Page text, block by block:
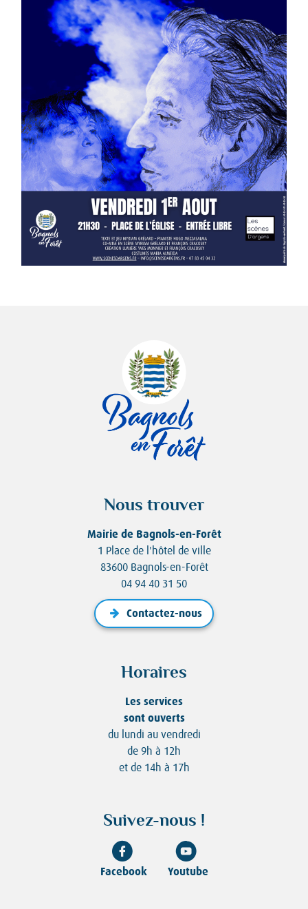
Nous trouver
Mairie de Bagnols-en-Forêt
1 Place de l'hôtel de ville
83600 Bagnols-en-Forêt
04 94 40 31 50
Contactez-nous
Horaires
Les services
sont ouverts
du lundi au vendredi
de 9h à 12h
et de 14h à 17h
Suivez-nous !
Facebook Youtube